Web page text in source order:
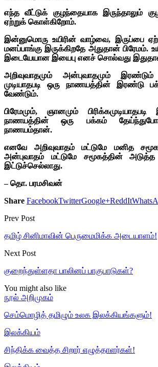
எந்த வீட்டுக் குழந்தையாக இருந்தாலும்
ஏற்றுக் கொள்கிறோம்.
இன்னுமொரு உயிரின் வாழ்வை, இருப்பை
மனப்பாங்கு இருக்கிறதே அதுதான் பிரேமம்.
இடையேயான இயைபு எனச் சொல்வது
அறிவுவாதமும் அன்புவாதமும் இரண்டும்
முடியாதபடி ஒரு நாணயத்தின் இரண்டு
வேண்டும்.
பிரேமமும், ஞானமும்
நாணயத்தின் ஒரு பக்கம்
நாணயம்தான்.
எனவே அறிவுவாதம் மட்டுமே மனித
அன்புவாதம் மட்டுமே சமூகத்தின்
இட்டுச்செல்லாது.
– தொ. பரமசிவன்
Share FacebookTwitterGoogle+ReddIt
Prev Post
தமிழ் சினிமாவின் பெருமைமிக்க அடையாளம்!
Next Post
குறைந்துள்ளதா பாலினப் பாகுபாடுகள்?
You might also like
நூல் அறிமுகம்
செம்மொழித் தமிழும் உலக இலக்கியங்களும்!
இலக்கியம்
சிந்திக்க வைத்த சிறார் எழுத்தாளர்கள்!